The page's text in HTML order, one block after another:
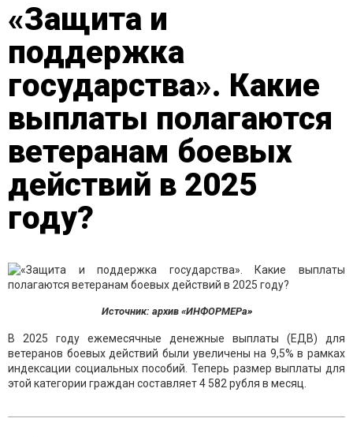
«Защита и
поддержка
государства». Какие
выплаты полагаются
ветеранам боевых
действий в 2025
году?
Источник: архив «ИНФОРМЕРа»
В 2025 году ежемесячные денежные выплаты (ЕДВ) для
ветеранов боевых действий были увеличены на 9,5% в рамках
индексации социальных пособий. Теперь размер выплаты для
этой категории граждан составляет 4 582 рубля в месяц.